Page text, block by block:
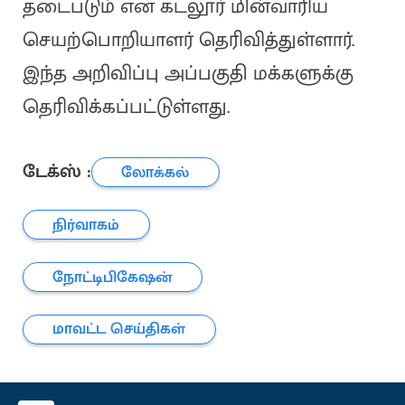
தடைபடும் என கடலூர் மின்வாரிய
செயற்பொறியாளர் தெரிவித்துள்ளார்.
இந்த அறிவிப்பு அப்பகுதி மக்களுக்கு
தெரிவிக்கப்பட்டுள்ளது.
டேக்ஸ் :
லோக்கல்
நிர்வாகம்
நோட்டிபிகேஷன்
மாவட்ட செய்திகள்